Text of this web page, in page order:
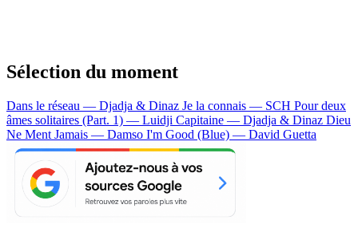
Sélection du moment
Dans le réseau — Djadja & Dinaz Je la connais — SCH Pour deux
âmes solitaires (Part. 1) — Luidji Capitaine — Djadja & Dinaz Dieu
Ne Ment Jamais — Damso I'm Good (Blue) — David Guetta